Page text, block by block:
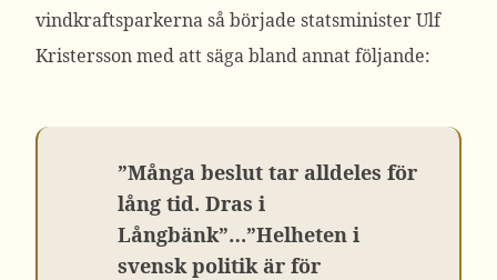
vindkraftsparkerna så började statsminister Ulf
Kristersson med att säga bland annat följande:
”Många beslut tar alldeles för
lång tid. Dras i
Långbänk”…”Helheten i
svensk politik är för